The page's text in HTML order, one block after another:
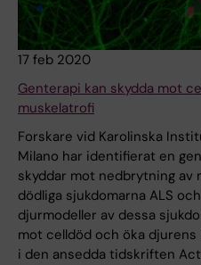
17 feb 2020
Genterapi kan skydda mot
muskelatrofi
Forskare vid Karolinska
Milano har identifierat en
skyddar mot nedbrytning av
dödliga sjukdomarna ALS
djurmodeller av dessa
mot celldöd och öka
i den ansedda tidskriften